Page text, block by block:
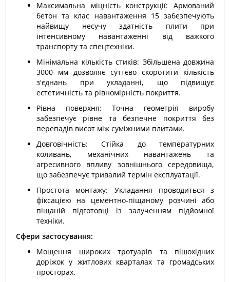
Максимальна міцність конструкції: Армований
бетон та клас навантаження 15 забезпечують
найвищу несучу здатність плити при
інтенсивному навантаженні від важкого
транспорту та спецтехніки.
Мінімальна кількість стиків: Збільшена довжина
3000 мм дозволяє суттєво скоротити кількість
з'єднань при укладанні, що підвищує
естетичність та рівномірність покриття.
Рівна поверхня: Точна геометрія виробу
забезпечує рівне та безпечне покриття без
перепадів висот між суміжними плитами.
Довговічність: Стійка до температурних
коливань, механічних навантажень та
агресивного впливу зовнішнього середовища,
що забезпечує тривалий термін експлуатації.
Простота монтажу: Укладання проводиться з
фіксацією на цементно-піщаному розчині або
піщаній підготовці із залученням підйомної
техніки.
Сфери застосування:
Мощення широких тротуарів та пішохідних
доріжок у житлових кварталах та громадських
просторах.